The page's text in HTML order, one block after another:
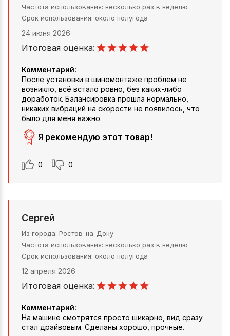
Частота использования несколько раз в неделю
Срок использования около полугода
24 июня 2026
Итоговая оценка:
Комментарий:
После установки в шиномонтаже проблем не
возникло, всё встало ровно, без каких-либо
доработок. Балансировка прошла нормально,
никаких вибраций на скорости не появилось, что
было для меня важно.
Я рекомендую этот товар!
0 0
Сергей
Из города Ростов-на-Дону
Частота использования несколько раз в неделю
Срок использования около полугода
12 апреля 2026
Итоговая оценка:
Комментарий:
На машине смотрятся просто шикарно, вид сразу
стал драйвовым. Сделаны хорошо, прочные.